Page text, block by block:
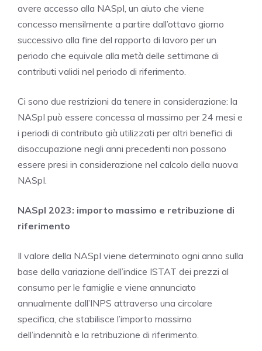
avere accesso alla NASpI, un aiuto che viene
concesso mensilmente a partire dall’ottavo giorno
successivo alla fine del rapporto di lavoro per un
periodo che equivale alla metà delle settimane di
contributi validi nel periodo di riferimento.
Ci sono due restrizioni da tenere in considerazione: la
NASpI può essere concessa al massimo per 24 mesi e
i periodi di contributo già utilizzati per altri benefici di
disoccupazione negli anni precedenti non possono
essere presi in considerazione nel calcolo della nuova
NASpI.
NASpI 2023: importo massimo e retribuzione di
riferimento
Il valore della NASpI viene determinato ogni anno sulla
base della variazione dell’indice ISTAT dei prezzi al
consumo per le famiglie e viene annunciato
annualmente dall’INPS attraverso una circolare
specifica, che stabilisce l’importo massimo
dell’indennità e la retribuzione di riferimento.